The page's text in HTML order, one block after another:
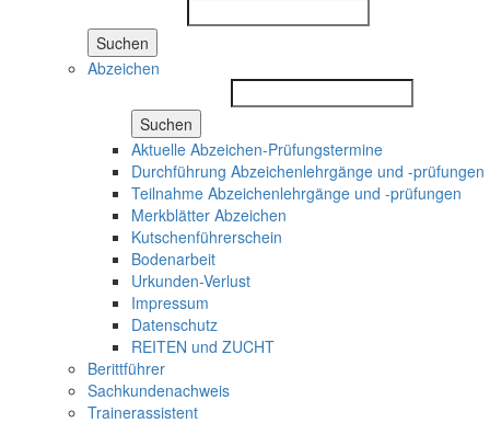
Suchen
Abzeichen
Suchen
Aktuelle Abzeichen-Prüfungstermine
Durchführung Abzeichenlehrgänge und -prüfungen
Teilnahme Abzeichenlehrgänge und -prüfungen
Merkblätter Abzeichen
Kutschenführerschein
Bodenarbeit
Urkunden-Verlust
Impressum
Datenschutz
REITEN und ZUCHT
Berittführer
Sachkundenachweis
Trainerassistent